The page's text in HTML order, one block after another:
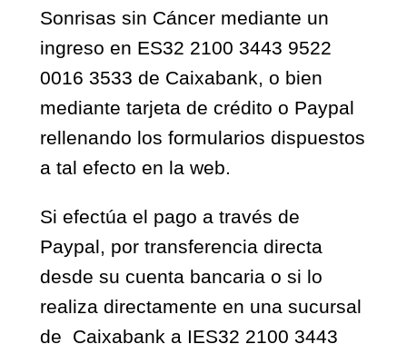
Sonrisas sin Cáncer mediante un
ingreso en ES32 2100 3443 9522
0016 3533 de Caixabank, o bien
mediante tarjeta de crédito o Paypal
rellenando los formularios dispuestos
a tal efecto en la web.
Si efectúa el pago a través de
Paypal, por transferencia directa
desde su cuenta bancaria o si lo
realiza directamente en una sucursal
de Caixabank a IES32 2100 3443